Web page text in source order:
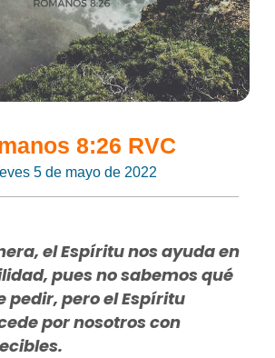
8:26 RVC
5 de mayo de 2022
el Espíritu nos ayuda en
pues no sabemos qué
pedir, pero el Espíritu
por nosotros con